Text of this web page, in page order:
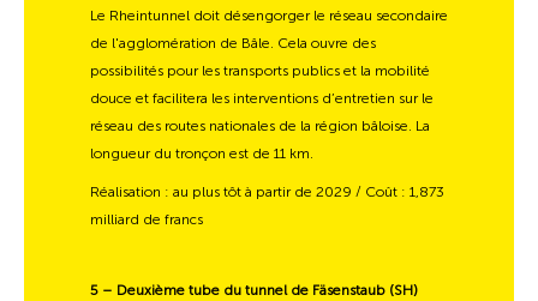
Le Rheintunnel doit désengorger le réseau secondaire
de l'agglomération de Bâle. Cela ouvre des
possibilités pour les transports publics et la mobilité
douce et facilitera les interventions d’entretien sur le
réseau des routes nationales de la région bâloise. La
longueur du tronçon est de 11 km.
Réalisation : au plus tôt à partir de 2029 / Coût : 1,873
milliard de francs
5 – Deuxième tube du tunnel de Fäsenstaub (SH)